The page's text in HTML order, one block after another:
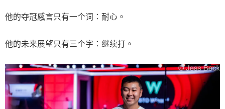
他的夺冠感言只有一个词：耐心。
他的未来展望只有三个字：继续打。